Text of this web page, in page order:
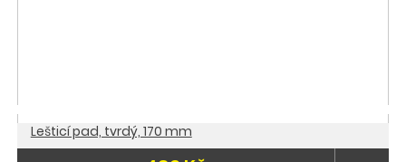
Lešticí pad, tvrdý, 170 mm